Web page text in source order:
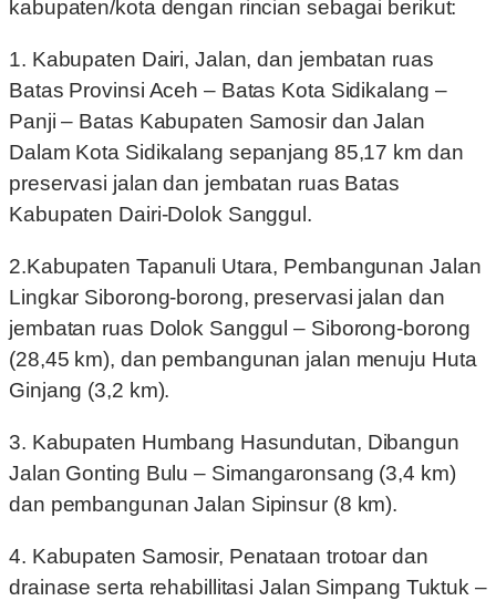
kabupaten/kota dengan rincian sebagai berikut:
1. Kabupaten Dairi, Jalan, dan jembatan ruas
Batas Provinsi Aceh – Batas Kota Sidikalang –
Panji – Batas Kabupaten Samosir dan Jalan
Dalam Kota Sidikalang sepanjang 85,17 km dan
preservasi jalan dan jembatan ruas Batas
Kabupaten Dairi-Dolok Sanggul.
2.Kabupaten Tapanuli Utara, Pembangunan Jalan
Lingkar Siborong-borong, preservasi jalan dan
jembatan ruas Dolok Sanggul – Siborong-borong
(28,45 km), dan pembangunan jalan menuju Huta
Ginjang (3,2 km).
3. Kabupaten Humbang Hasundutan, Dibangun
Jalan Gonting Bulu – Simangaronsang (3,4 km)
dan pembangunan Jalan Sipinsur (8 km).
4. Kabupaten Samosir, Penataan trotoar dan
drainase serta rehabillitasi Jalan Simpang Tuktuk –